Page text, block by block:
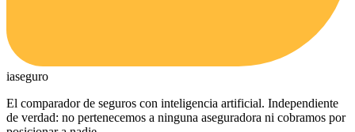
iaseguro
El comparador de seguros con inteligencia artificial. Independiente
de verdad: no pertenecemos a ninguna aseguradora ni cobramos por